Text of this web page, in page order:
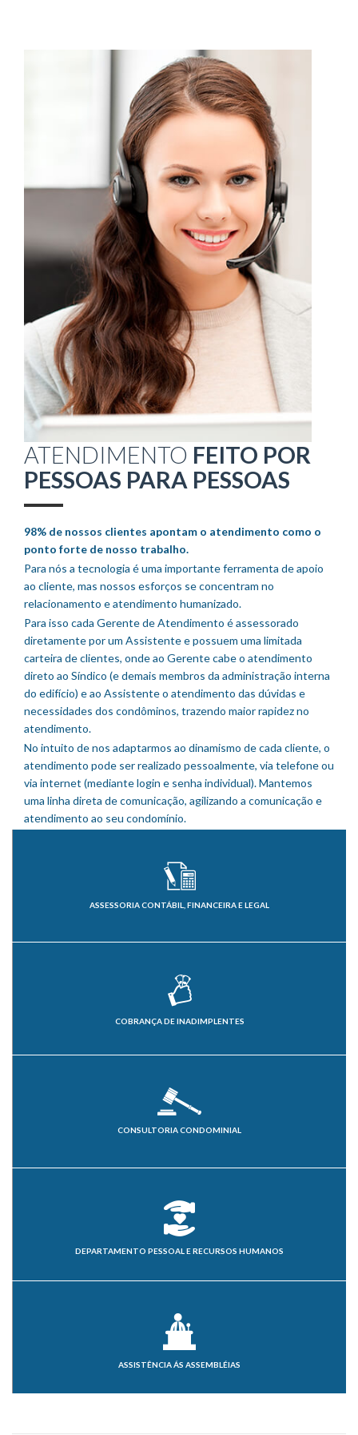
ATENDIMENTO FEITO POR
PESSOAS PARA PESSOAS
98% de nossos clientes apontam o atendimento como o
ponto forte de nosso trabalho.
Para nós a tecnologia é uma importante ferramenta de apoio
ao cliente, mas nossos esforços se concentram no
relacionamento e atendimento humanizado.
Para isso cada Gerente de Atendimento é assessorado
diretamente por um Assistente e possuem uma limitada
carteira de clientes, onde ao Gerente cabe o atendimento
direto ao Síndico (e demais membros da administração interna
do edifício) e ao Assistente o atendimento das dúvidas e
necessidades dos condôminos, trazendo maior rapidez no
atendimento.
No intuito de nos adaptarmos ao dinamismo de cada cliente, o
atendimento pode ser realizado pessoalmente, via telefone ou
via internet (mediante login e senha individual). Mantemos
uma linha direta de comunicação, agilizando a comunicação e
atendimento ao seu condomínio.
ASSESSORIA CONTÁBIL, FINANCEIRA E LEGAL
COBRANÇA DE INADIMPLENTES
CONSULTORIA CONDOMINIAL
DEPARTAMENTO PESSOAL E RECURSOS HUMANOS
ASSISTÊNCIA ÁS ASSEMBLÉIAS